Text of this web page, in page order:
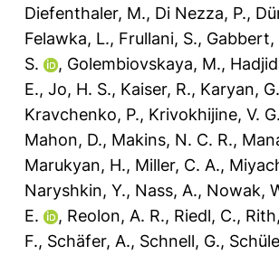
Diefenthaler, M., Di Nezza, P.,
Felawka, L., Frullani, S., Gabbert,
S.
, Golembiovskaya, M.,
E., Jo, H. S., Kaiser, R., Karyan, G.
Kravchenko, P., Krivokhijine, V. G.
Mahon, D., Makins, N. C. R.,
Marukyan, H., Miller, C. A.,
Naryshkin, Y., Nass, A., Nowak,
E.
, Reolon, A. R., Riedl, C.,
F., Schäfer, A., Schnell, G.,